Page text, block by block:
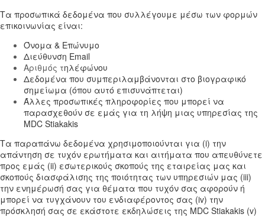
Τα προσωπικά δεδομένα που συλλέγουμε μέσω των φορμών
επικοινωνίας είναι:
Όνομα & Επώνυμο
Διεύθυνση Email
Αριθμός τηλέφώνου
Δεδομένα που συμπεριλαμβάνονται στο βιογραφικό
σημείωμα (όπου αυτό επισυνάπτεται)
Άλλες προσωπικές πληροφορίες που μπορεί να
παρασχεθούν σε εμάς για τη λήψη μιας υπηρεσίας της
MDC Stiakakis
Τα παραπάνω δεδομένα χρησιμοποιούνται για (i) την
απάντηση σε τυχόν ερωτήματα και αιτήματα που απευθύνετε
προς εμάς (ii) εσωτερικούς σκοπούς της εταιρείας μας και
σκοπούς διασφάλισης της ποιότητας των υπηρεσιών μας (iii)
την ενημέρωσή σας για θέματα που τυχόν σας αφορούν ή
μπορεί να τυγχάνουν του ενδιαφέροντος σας (iv) την
πρόσκλησή σας σε εκάστοτε εκδηλώσεις της MDC Stiakakis (v)